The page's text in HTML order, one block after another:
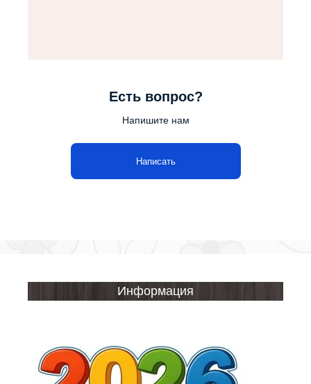
Есть вопрос?
Напишите нам
Написать
Информация